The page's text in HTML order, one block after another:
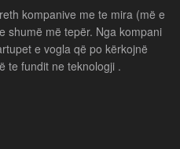
kompanive me te mira (më e
shumë më tepër. Nga kompani
e vogla që po kërkojnë
te fundit ne teknologji .